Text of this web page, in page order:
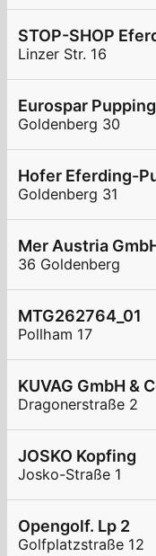
STOP-SHOP
Linzer Str. 16
Eurospar Pupping
Goldenberg 30
Hofer Eferding-
Goldenberg 31
Mer Austria
36 Goldenberg
MTG262764_01
Pollham 17
KUVAG GmbH &
Dragonerstraße 2
JOSKO Kopfing
Josko-Straße 1
Opengolf. Lp 2
Golfplatzstraße 12